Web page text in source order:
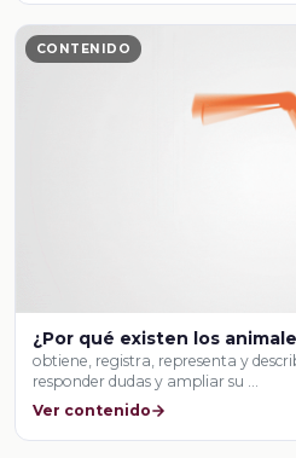
CONTENIDO
¿Por qué existen los
obtiene, registra, representa y
responder dudas y ampliar su …
Ver contenido